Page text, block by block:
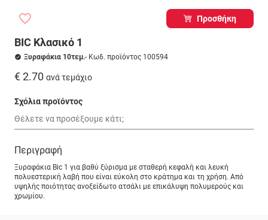
Προσθήκη
BIC Κλασικό 1
Ξυραφάκια 10τεμ.- Κωδ. προϊόντος 100594
€ 2.70 ανά τεμάχιο
Σχόλια προϊόντος
Περιγραφή
Ξυραφάκια Bic 1 για βαθύ ξύρισμα με σταθερή κεφαλή και λευκή
πολυεστερική λαβή που είναι εύκολη στο κράτημα και τη χρήση. Από
υψηλής ποιότητας ανοξείδωτο ατσάλι με επικάλυψη πολυμερούς και
χρωμίου.